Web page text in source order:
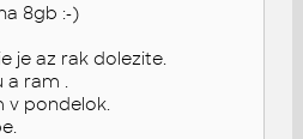
8gb :-)
je az rak dolezite.
a ram .
v pondelok.